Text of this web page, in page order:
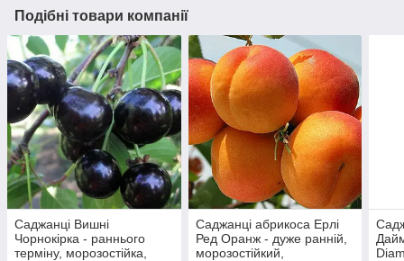
Подібні товари компанії
Саджанці Вишні
Чорнокірка - раннього
терміну, морозостійка,
Саджанці абрикоса Ерлі
Ред Оранж - дуже ранній,
морозостійкий,